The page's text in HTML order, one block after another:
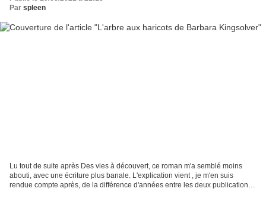
Par spleen
Lu tout de suite après Des vies à découvert, ce roman m'a semblé moins
abouti, avec une écriture plus banale. L'explication vient , je m'en suis
rendue compte après, de la différence d'années entre les deux publications,